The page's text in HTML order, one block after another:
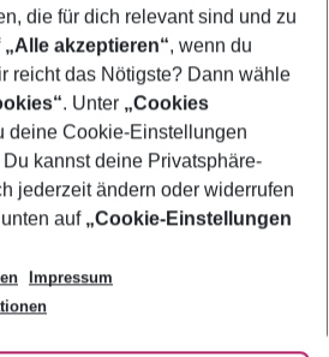
die für dich relevant sind und zu
„Alle akzeptieren“, wenn du
reicht das Nötigste? Dann wähle
. Unter „Cookies
deine Cookie-Einstellungen
kannst deine Privatsphäre-
jederzeit ändern oder widerrufen
auf „Cookie-Einstellungen
Impressum